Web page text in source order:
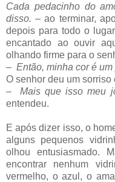
Cada pedacinho do
disso. –ao terminar,
depois para todo o
encantado ao ouvir
olhando firme para o
– Então, minha cor é
O senhor deu um sorriso
–
Mais que isso meu
entendeu.
E após dizer isso, o
alguns pequenos
olhou entusiasmado.
encontrar nenhum
vermelho, o azul, o